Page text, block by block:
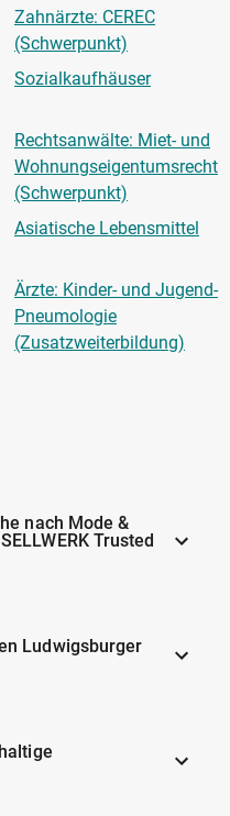
Zahnärzte: CEREC
(Schwerpunkt)
Sozialkaufhäuser
Rechtsanwälte: Miet- und
Wohnungseigentumsrecht
(Schwerpunkt)
Asiatische Lebensmittel
Ärzte: Kinder- und Jugend-
Pneumologie
(Zusatzweiterbildung)
nach Mode &
Trusted
Ludwigsburger